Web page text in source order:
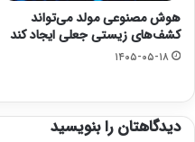
هوش مصنوعی مولد می‌تواند
کشف‌های زیستی جعلی ایجاد کند
۱۴۰۵-۰۵-۱۸
دیدگاهتان را بنویسید